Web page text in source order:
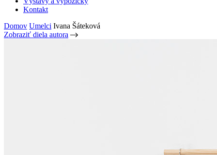
Kontakt
Domov Umelci Ivana Šáteková
Zobraziť diela autora